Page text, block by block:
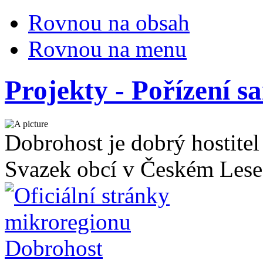
Rovnou na obsah
Rovnou na menu
Projekty - Pořízení
Dobrohost je dobrý hostitel
Svazek obcí v Českém Lese